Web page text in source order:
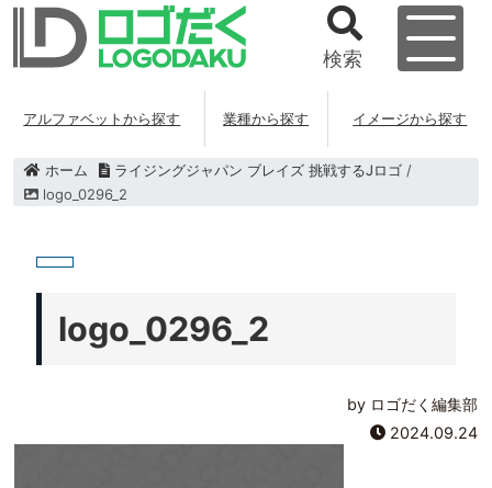
検索
アルファベットから探す 業種から探す イメージから探す
ホーム ライジングジャパン ブレイズ 挑戦するJロゴ /
logo_0296_2
logo_0296_2
by ロゴだく編集部
2024.09.24